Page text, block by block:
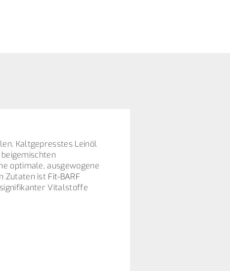
Kaltgepresstes Leinöl
optimale, ausgewogene
Zutaten ist Fit-BARF
Vitalstoffe